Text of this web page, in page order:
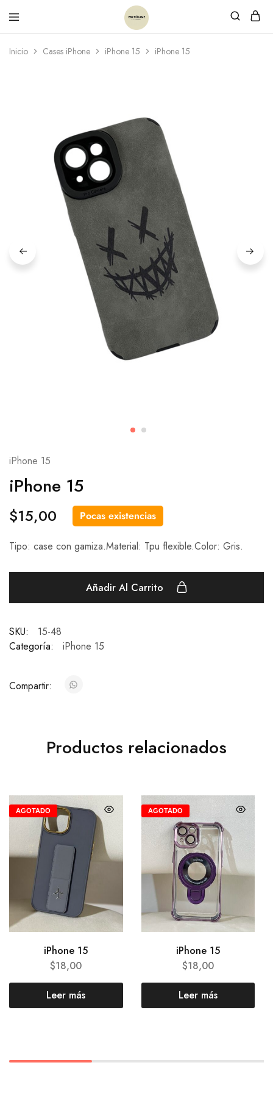
Inicio Cases iPhone iPhone 15 iPhone 15
iPhone 15
iPhone 15
$15,00 Pocas existencias
Tipo: case con gamiza.Material: Tpu flexible.Color: Gris.
Añadir Al Carrito
SKU:
15-48
Categoría:
iPhone 15
Compartir:
Productos relacionados
AGOTADO
iPhone 15
$18,00
Leer más
AGOTADO
iPhone 15
$18,00
Leer más